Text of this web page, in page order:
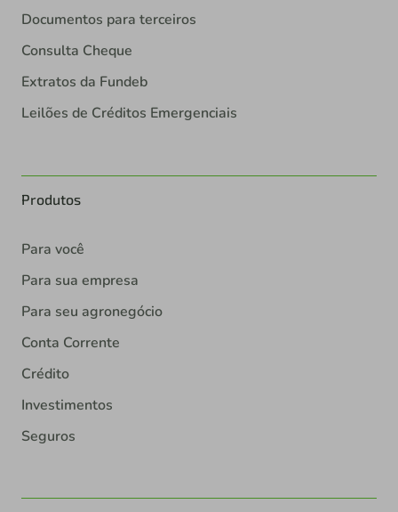
Documentos para terceiros
Consulta Cheque
Extratos da Fundeb
Leilões de Créditos Emergenciais
Produtos
Para você
Para sua empresa
Para seu agronegócio
Conta Corrente
Crédito
Investimentos
Seguros